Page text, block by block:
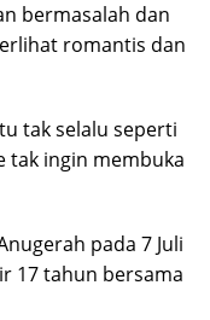
bermasalah dan
romantis dan
tak selalu seperti
tak ingin membuka
pada 7 Juli
17 tahun bersama